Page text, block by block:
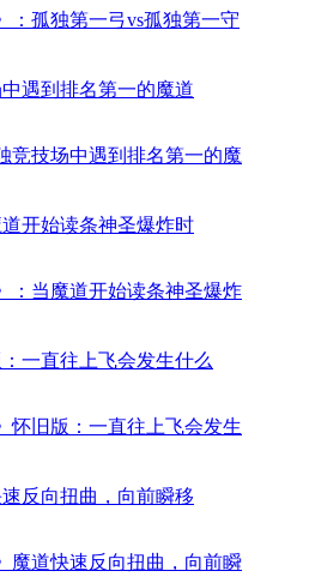
遇到排名第一的魔道
道开始读条神圣爆炸时
一直往上飞会发生什么
速反向扭曲，向前瞬移